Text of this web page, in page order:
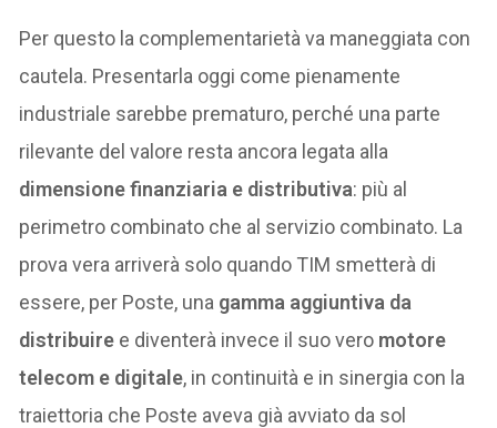
Per questo la complementarietà va maneggiata con
cautela. Presentarla oggi come pienamente
industriale sarebbe prematuro, perché una parte
rilevante del valore resta ancora legata alla
dimensione finanziaria e distributiva: più al
perimetro combinato che al servizio combinato. La
prova vera arriverà solo quando TIM smetterà di
essere, per Poste, una gamma aggiuntiva da
distribuire e diventerà invece il suo vero motore
telecom e digitale, in continuità e in sinergia con la
traiettoria che Poste aveva già avviato da sol